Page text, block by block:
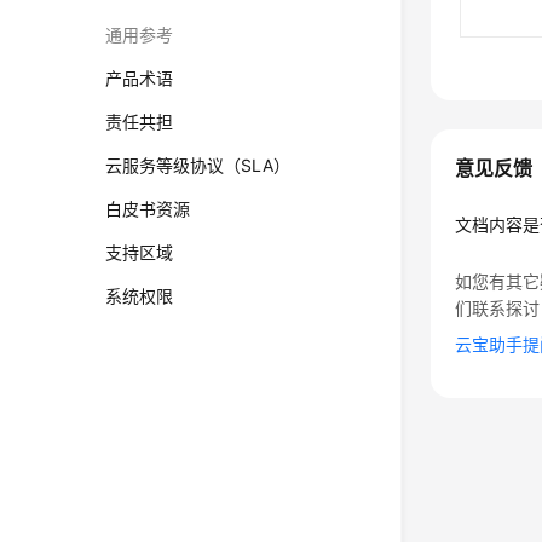
通用参考
产品术语
责任共担
云服务等级协议（SLA）
白皮书资源
支持区域
系统权限
意见反馈
文档内容
如您有其
们联系探讨
云宝助手